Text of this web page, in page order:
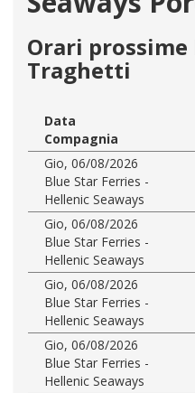
Orari prossime
Traghetti
Data
Compagnia
Gio, 06/08/2026
Blue Star Ferries -
Hellenic Seaways
Gio, 06/08/2026
Blue Star Ferries -
Hellenic Seaways
Gio, 06/08/2026
Blue Star Ferries -
Hellenic Seaways
Gio, 06/08/2026
Blue Star Ferries -
Hellenic Seaways